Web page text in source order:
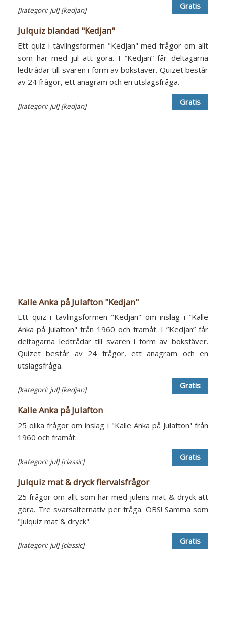
[kategori: jul] [kedjan] Gratis
Julquiz blandad "Kedjan"
Ett quiz i tävlingsformen "Kedjan" med frågor om allt
som har med jul att göra. I ”Kedjan” får deltagarna
ledtrådar till svaren i form av bokstäver. Quizet består
av 24 frågor, ett anagram och en utslagsfråga.
[kategori: jul] [kedjan] Gratis
Kalle Anka på Julafton "Kedjan"
Ett quiz i tävlingsformen "Kedjan" om inslag i "Kalle
Anka på Julafton" från 1960 och framåt. I ”Kedjan” får
deltagarna ledtrådar till svaren i form av bokstäver.
Quizet består av 24 frågor, ett anagram och en
utslagsfråga.
[kategori: jul] [kedjan] Gratis
Kalle Anka på Julafton
25 olika frågor om inslag i "Kalle Anka på Julafton" från
1960 och framåt.
[kategori: jul] [classic] Gratis
Julquiz mat & dryck flervalsfrågor
25 frågor om allt som har med julens mat & dryck att
göra. Tre svarsalternativ per fråga. OBS! Samma som
"Julquiz mat & dryck".
[kategori: jul] [classic] Gratis